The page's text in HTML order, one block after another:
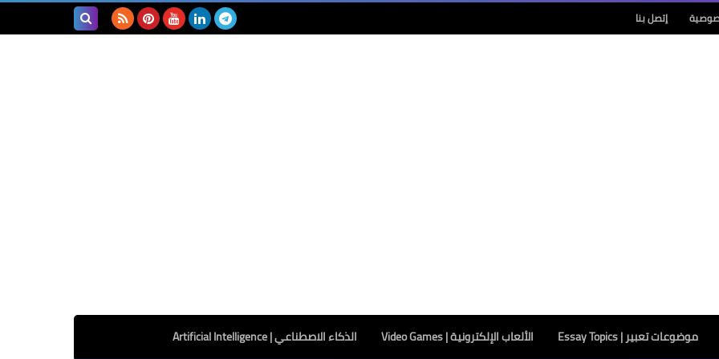
إتصل بنا
موضوعات تعبير | Essay Topics الألعاب الإلكترونية | Video Games الذكاء الاصطناعي | Artificial Intelligence